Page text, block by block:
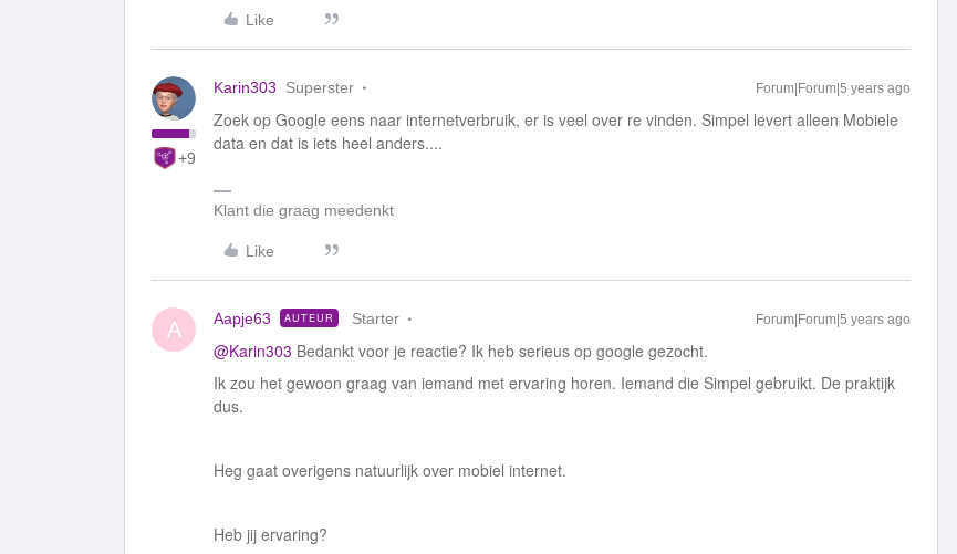
Like
+9
Karin303 Superster Forum|Forum|5 years ago
Zoek op Google eens naar internetverbruik, er is veel over re vinden. Simpel levert alleen Mobiele
data en dat is iets heel anders....
Klant die graag meedenkt
Like
A Aapje63 AUTEUR Starter Forum|Forum|5 years ago
@Karin303 Bedankt voor je reactie? Ik heb serieus op google gezocht.
Ik zou het gewoon graag van iemand met ervaring horen. Iemand die Simpel gebruikt. De praktijk
dus.
Heg gaat overigens natuurlijk over mobiel internet.
Heb jij ervaring?